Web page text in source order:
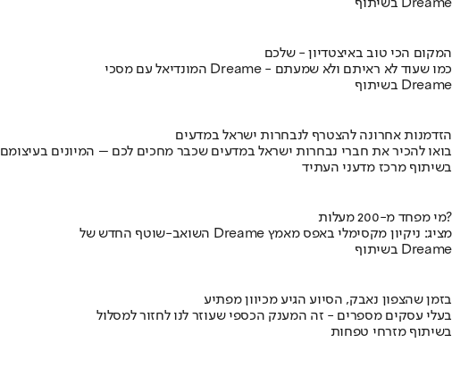
בשיתוף Dreame
המקום הכי טוב באיצטדיון - שלכם
המונדיאל עם מסכי Dreame - כמו שעוד לא ראיתם ולא שמעתם
בשיתוף Dreame
הזדמנות אחרונה להצטרף לנבחרות ישראל במדעים
בואו להכיר את חברי נבחרות ישראל במדעים שכבר מחכים לכם – המיונים בעיצומם
בשיתוף מרכז מדעני העתיד
מי מפחד מ-200 מעלות?
השואב-שוטף החדש של Dreame מציג: ניקיון מקסימלי באפס מאמץ
בשיתוף Dreame
בזמן שהצפון נאבק, הסיוע הגיע מכיוון מפתיע
בעלי עסקים מספרים - זה המענק הכספי שעוזר לנו לחזור למסלול
בשיתוף מזרחי טפחות